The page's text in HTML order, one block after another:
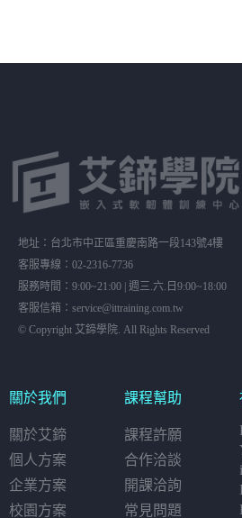
地址：台北市中正區重慶南路一段143號4樓
客服專線：02-2316-7736
服務時間：9:00~21:00 | 週三.六.日9:00~18:00
客服信箱：service@ittraining.com.tw
© Copyright 艾鍗學院. All Rights Reserved
關於我們
關於艾鍗
個人方案
企業方案
校園方案
課程幫助
課程許願
合作洽談
開課洽詢
常見問題